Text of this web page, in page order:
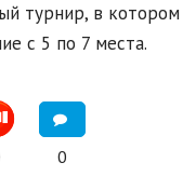
турнир, в котором
с 5 по 7 места.
0